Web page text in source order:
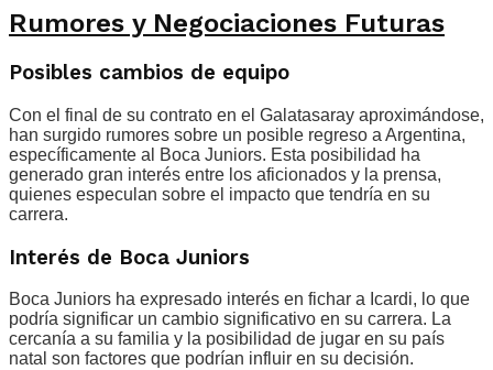
Rumores y Negociaciones Futuras
Posibles cambios de equipo
Con el final de su contrato en el Galatasaray aproximándose,
han surgido rumores sobre un posible regreso a Argentina,
específicamente al Boca Juniors. Esta posibilidad ha
generado gran interés entre los aficionados y la prensa,
quienes especulan sobre el impacto que tendría en su
carrera.
Interés de Boca Juniors
Boca Juniors ha expresado interés en fichar a Icardi, lo que
podría significar un cambio significativo en su carrera. La
cercanía a su familia y la posibilidad de jugar en su país
natal son factores que podrían influir en su decisión.